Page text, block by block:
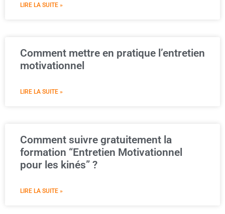
LIRE LA SUITE »
Comment mettre en pratique l’entretien
motivationnel
LIRE LA SUITE »
Comment suivre gratuitement la
formation “Entretien Motivationnel
pour les kinés” ?
LIRE LA SUITE »